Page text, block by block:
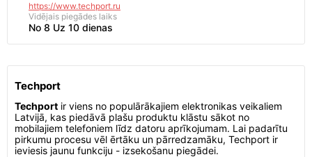
https://www.techport.ru
Vidējais piegādes laiks
No 8 Uz 10 dienas
Techport
Techport ir viens no populārākajiem elektronikas veikaliem
Latvijā, kas piedāvā plašu produktu klāstu sākot no
mobilajiem telefoniem līdz datoru aprīkojumam. Lai padarītu
pirkumu procesu vēl ērtāku un pārredzamāku, Techport ir
ieviesis jaunu funkciju - izsekošanu piegādei.